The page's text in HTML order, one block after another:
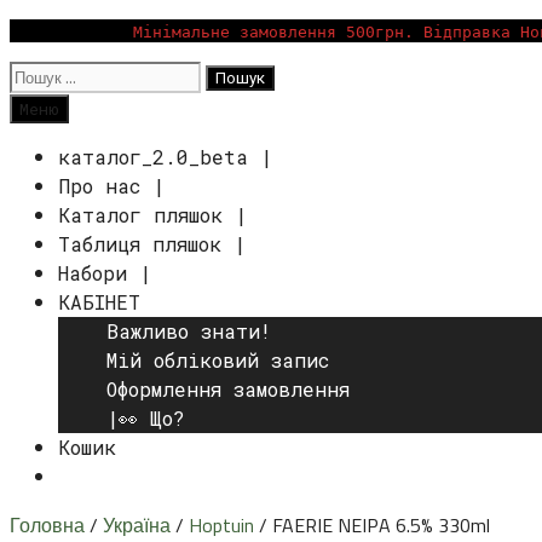
до
вмісту
Мінімальне замовлення 500грн. Відправка
Пошук:
Пошук
Меню
каталог_2.0_beta |
Про нас |
Каталог пляшок |
Таблиця пляшок |
Набори |
КАБІНЕТ
Важливо знати!
Мій обліковий запис
Оформлення замовлення
|👀 Що?
Кошик
Головна/ Україна/ Hoptuin / FAERIE NEIPA 6.5% 330ml